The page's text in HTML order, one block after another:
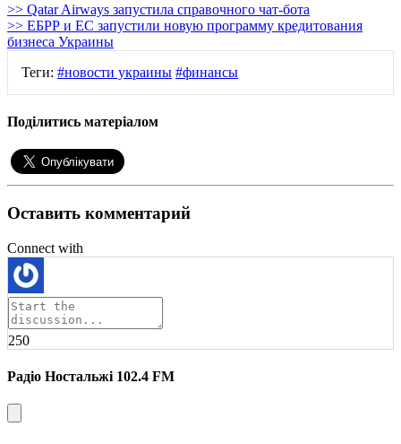
>> Qatar Airways запустила справочного чат-бота
>> ЕБРР и ЕС запустили новую программу кредитования
бизнеса Украины
Теги: #новости украины #финансы
Поділитись матеріалом
Оставить комментарий
Connect with
250
Радіо Ностальжі 102.4 FM